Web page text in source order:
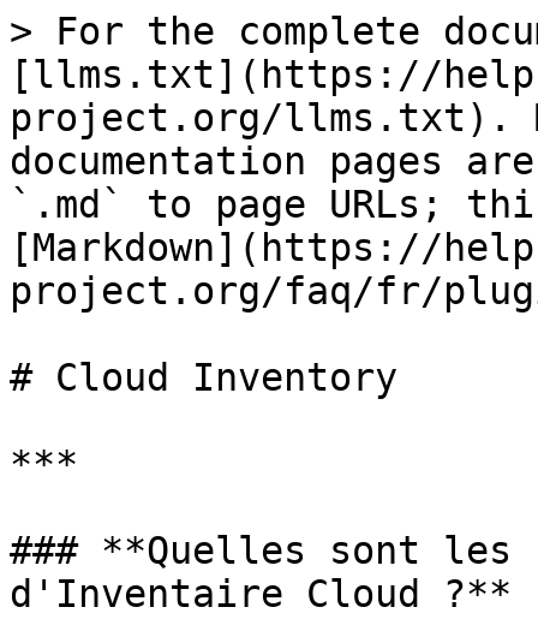
> For the complete
[llms.txt](https://
project.org/llms.txt).
documentation pages
`.md` to page URLs;
[Markdown](https://
project.org/faq/fr/
# Cloud Inventory
***
### **Quelles sont
d'Inventaire Cloud ?**